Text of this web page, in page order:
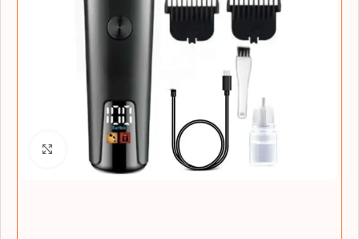
Click to enlarge